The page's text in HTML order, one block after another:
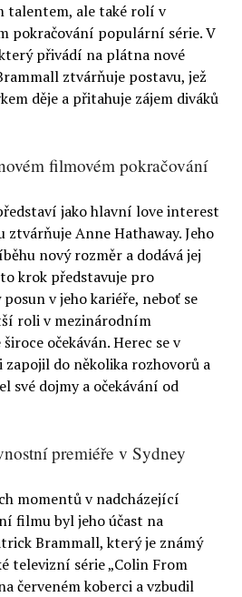
talentem, ale také rolí v
pokračování populární série. V
přivádí na plátna nové
ztvárňuje postavu, jež
děje a přitahuje zájem diváků
filmovém pokračování
jako hlavní love interest
Anne Hathaway. Jeho
nový rozměr a dodává jej
krok představuje pro
v jeho kariéře, neboť se
roli v mezinárodním
očekáván. Herec se v
do několika rozhovorů a
své dojmy a očekávání od
premiéře v Sydney
momentů v nadcházející
filmu byl jeho účast na
Brammall, který je známý
televizní série „Colin From
červeném koberci a vzbudil